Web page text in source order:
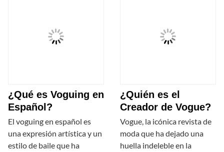
¿Qué es Voguing en
Español?
El voguing en español es
una expresión artística y un
estilo de baile que ha
¿Quién es el
Creador de Vogue?
Vogue, la icónica revista de
moda que ha dejado una
huella indeleble en la